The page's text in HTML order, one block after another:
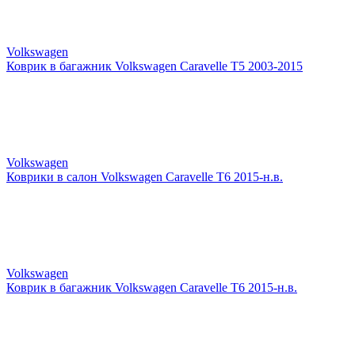
Volkswagen
Коврик в багажник Volkswagen Caravelle T5 2003-2015
Volkswagen
Коврики в салон Volkswagen Caravelle T6 2015-н.в.
Volkswagen
Коврик в багажник Volkswagen Caravelle T6 2015-н.в.